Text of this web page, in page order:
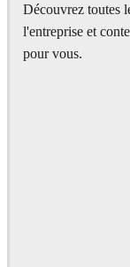
Découvrez toutes
l'entreprise et
pour vous.